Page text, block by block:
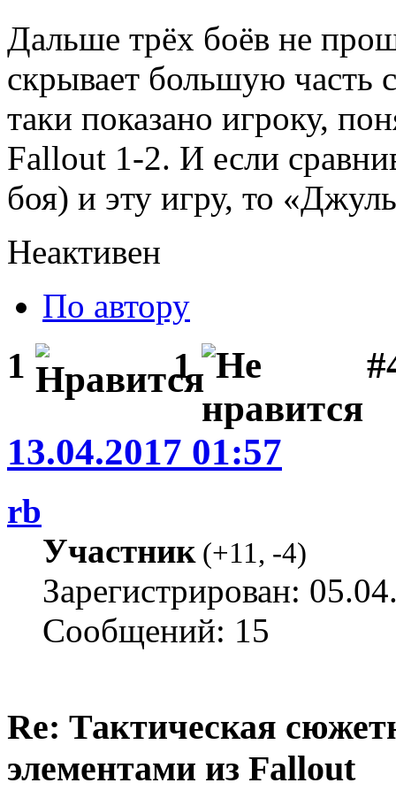
Дальше трёх боёв не
скрывает большую часть
таки показано игроку,
Fallout 1-2. И если
боя) и эту игру, то
Неактивен
По автору
1 1
13.04.2017 01:57
rb
Участник(+11, -4)
Зарегистрирован:
Сообщений: 15
Re: Тактическая
элементами из Fallout